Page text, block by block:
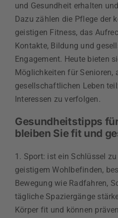
und Gesundheit erhalten
Dazu zählen die Pflege der
geistigen Fitness, das
Kontakte, Bildung und
Engagement. Heute bieten
Möglichkeiten für Senioren,
gesellschaftlichen Leben
Interessen zu verfolgen.
Gesundheitstipps
bleiben Sie fit und
1. Sport: ist ein Schlüssel
geistigem Wohlbefinden,
Bewegung wie Radfahren,
tägliche Spaziergänge
Körper fit und können